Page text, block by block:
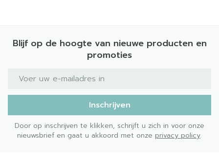
Blijf op de hoogte van nieuwe producten en
promoties
E-mail adres
Inschrijven
Door op inschrijven te klikken, schrijft u zich in voor onze
nieuwsbrief en gaat u akkoord met onze privacy policy.